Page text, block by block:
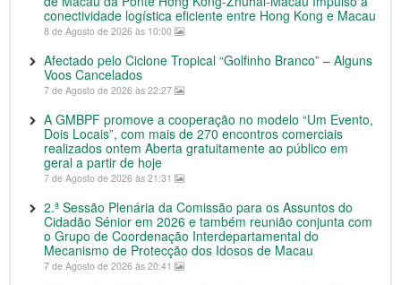
conectividade logística eficiente entre Hong Kong e Macau
8 de Agosto de 2026 às 10:00
Afectado pelo Ciclone Tropical “Golfinho Branco” – Alguns
Voos Cancelados
7 de Agosto de 2026 às 22:27
A GMBPF promove a cooperação no modelo “Um Evento,
Dois Locais”, com mais de 270 encontros comerciais
realizados ontem Aberta gratuitamente ao público em
geral a partir de hoje
7 de Agosto de 2026 às 21:31
2.ª Sessão Plenária da Comissão para os Assuntos do
Cidadão Sénior em 2026 e também reunião conjunta com
o Grupo de Coordenação Interdepartamental do
Mecanismo de Protecção dos Idosos de Macau
7 de Agosto de 2026 às 20:41